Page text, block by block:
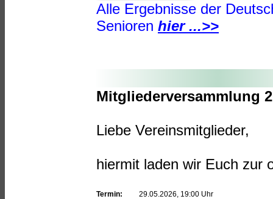
Alle Ergebnisse der
Senioren hier ...>>
Mitgliederversammlung
Liebe Vereinsmitglieder,
hiermit laden wir Euch zur
Termin:
29.05.2026, 19:00 Uhr